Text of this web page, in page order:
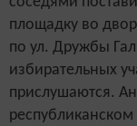
площадку во
по ул. Дружбы
избирательных
прислушаются.